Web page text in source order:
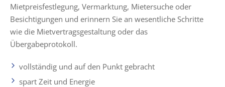
Mietpreisfestlegung, Vermarktung, Mietersuche oder
Besichtigungen und erinnern Sie an wesentliche Schritte
wie die Mietvertragsgestaltung oder das
Übergabeprotokoll.
vollständig und auf den Punkt gebracht
spart Zeit und Energie